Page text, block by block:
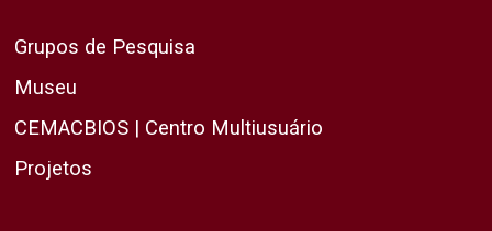
Grupos de Pesquisa
Museu
CEMACBIOS | Centro Multiusuário
Projetos